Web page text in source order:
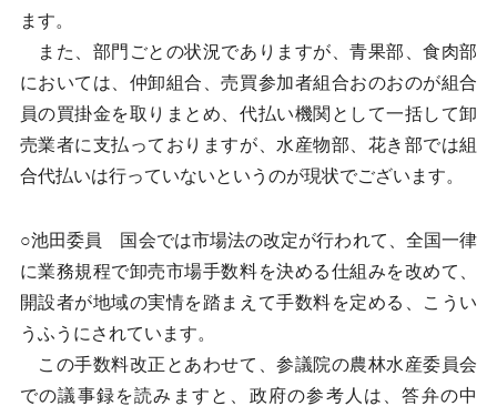
ます。
また、部門ごとの状況でありますが、青果部、食肉部
においては、仲卸組合、売買参加者組合おのおのが組合
員の買掛金を取りまとめ、代払い機関として一括して卸
売業者に支払っておりますが、水産物部、花き部では組
合代払いは行っていないというのが現状でございます。
○池田委員 国会では市場法の改定が行われて、全国一律
に業務規程で卸売市場手数料を決める仕組みを改めて、
開設者が地域の実情を踏まえて手数料を定める、こうい
うふうにされています。
この手数料改正とあわせて、参議院の農林水産委員会
での議事録を読みますと、政府の参考人は、答弁の中